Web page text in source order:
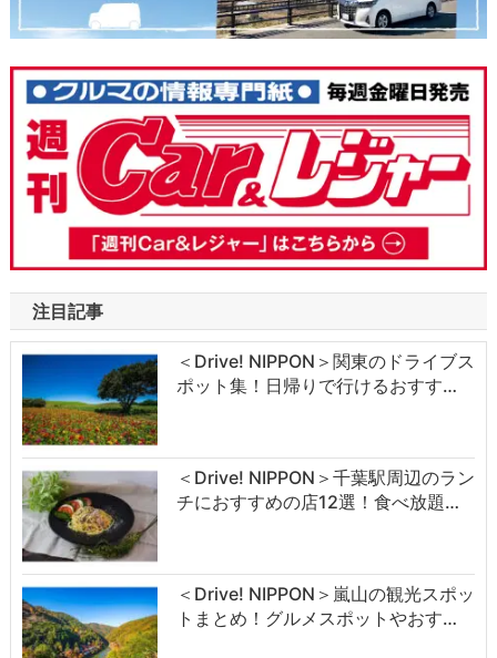
注目記事
＜Drive! NIPPON＞関東のドライブス
ポット集！日帰りで行けるおすす…
＜Drive! NIPPON＞千葉駅周辺のラン
チにおすすめの店12選！食べ放題…
＜Drive! NIPPON＞嵐山の観光スポッ
トまとめ！グルメスポットやおす…